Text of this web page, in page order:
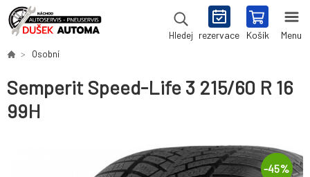
Hledej rezervace Košík Menu
Osobní
Semperit Speed-Life 3 215/60 R 16
99H
-45%